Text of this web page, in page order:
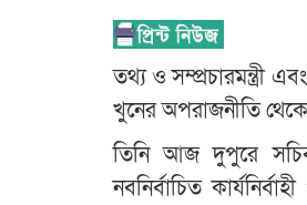
তথ্য ও সম্প্রচারমন্ত্রী
খুনের অপরাজনীতি
তিনি আজ দুপুরে
নবনির্বাচিত